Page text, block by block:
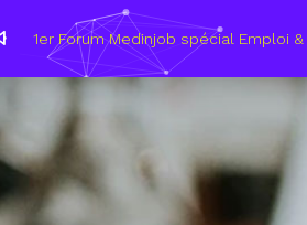
Du 8 au 11 mars 2021, le
les métiers du numérique